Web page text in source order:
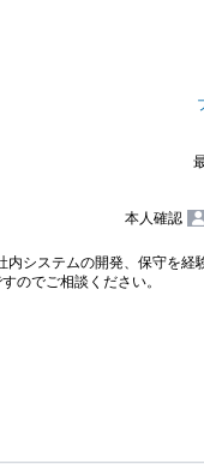
本人確認
システムの開発、保守を経
のでご相談ください。